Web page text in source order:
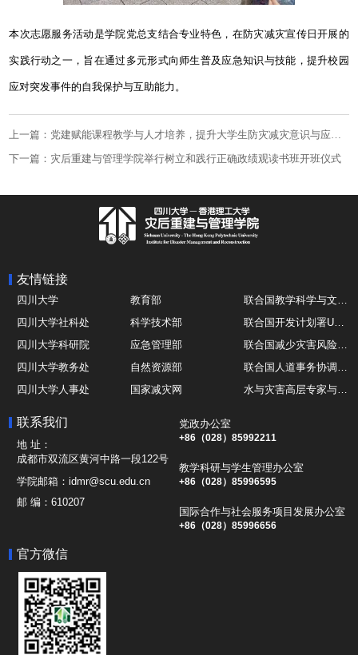
本次志愿服务活动是学院党总支结合专业特色，在防灾减灾宣传日开展的
实践行动之一，旨在通过多元形式向师生普及应急知识与技能，提升校园
应对突发事件的自我保护与互助能力。
下一篇：灾后重建与管理学院举行树立和践行正确政绩观读书班开班仪式
友情链接
四川大学 教育部
联合国教学科学与文化组织UNESCO
四川大学社科处
科学技术部
联合国开发计划署UNDP
四川大学科研院
应急管理部
联合国减少灾害风险办公室UNDRR
四川大学教务处
自然资源部
联合国人道事务协调厅OCHA
四川大学人事处
国家减灾网
水与灾害高层专家与领导组 HELP
地震与火山研究室
联系我们
地 址：
成都市双流区黄河中路一段122号
学院邮箱：idmr@scu.edu.cn
邮 编：610207
党政办公室
+86（028）85992211
教学科研与学生管理办公室
+86（028）85996595
国际合作与社会服务项目发展办公室
+86（028）85996656
官方微信